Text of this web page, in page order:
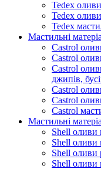
Tedex
Tedex оливи
Tedex
Мастильні
Castrol
Castrol
Castrol
джипів,
Castrol
Castrol
Castrol
Мастильні
Shell оливи
Shell оливи
Shell оливи
Shell оливи